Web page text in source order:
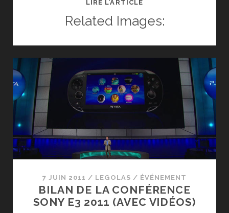
LIRE L’ARTICLE
RC
ET
PS3
Related Images:
7 JUIN 2011 / LEGOLAS / ÉVÉNEMENT
BILAN DE LA CONFÉRENCE
SONY E3 2011 (AVEC VIDÉOS)